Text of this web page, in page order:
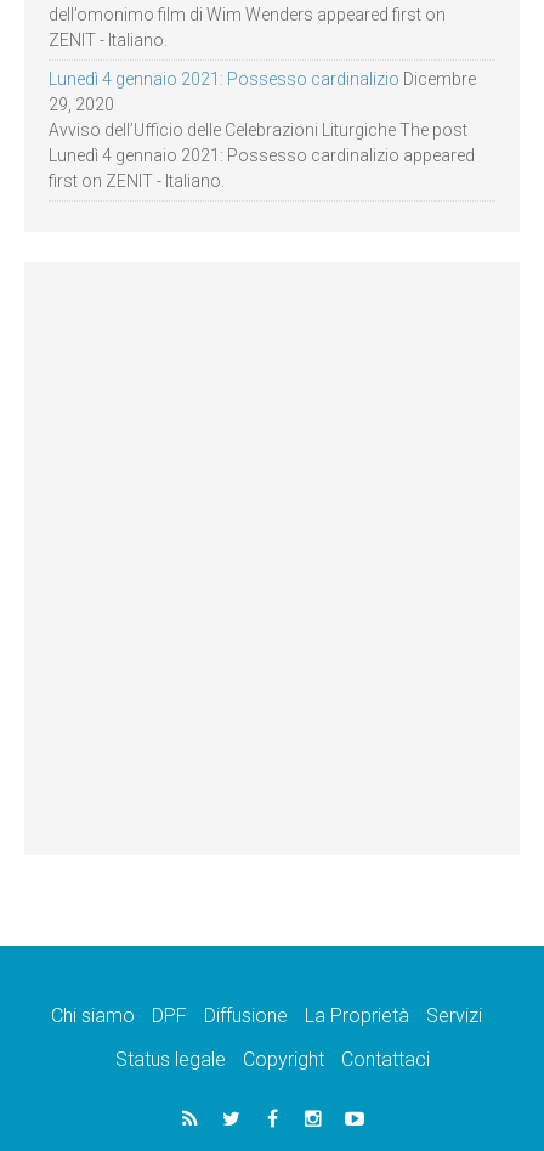
dell’omonimo film di Wim Wenders appeared first on
ZENIT - Italiano.
Lunedì 4 gennaio 2021: Possesso cardinalizio Dicembre
29, 2020
Avviso dell’Ufficio delle Celebrazioni Liturgiche The post
Lunedì 4 gennaio 2021: Possesso cardinalizio appeared
first on ZENIT - Italiano.
Chi siamo DPF Diffusione La Proprietà
Servizi
Status legale
Copyright Contattaci